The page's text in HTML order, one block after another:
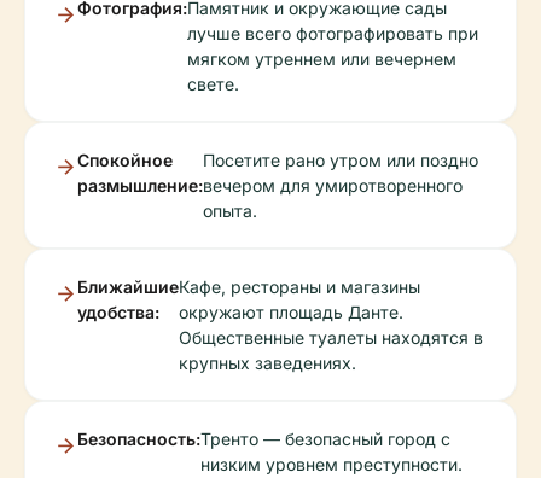
Фотография:Памятник и окружающие сады
лучше всего фотографировать при
мягком утреннем или вечернем
свете.
Спокойное
размышление:
Посетите рано утром или поздно
вечером для умиротворенного
опыта.
Ближайшие
удобства:
Кафе, рестораны и магазины
окружают площадь Данте.
Общественные туалеты находятся в
крупных заведениях.
Безопасность:Тренто — безопасный город с
низким уровнем преступности.